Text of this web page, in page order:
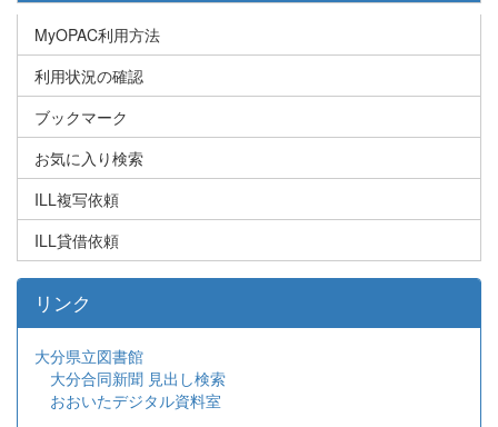
MyOPAC利用方法
利用状況の確認
ブックマーク
お気に入り検索
ILL複写依頼
ILL貸借依頼
リンク
大分県立図書館
大分合同新聞 見出し検索
おおいたデジタル資料室